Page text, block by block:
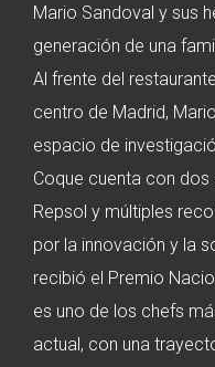
Mario Sandoval y sus
generación de una
Al frente del
centro de Madrid,
espacio de
Coque cuenta con dos
Repsol y múltiples
por la innovación y la
recibió el Premio
es uno de los chefs
actual, con una